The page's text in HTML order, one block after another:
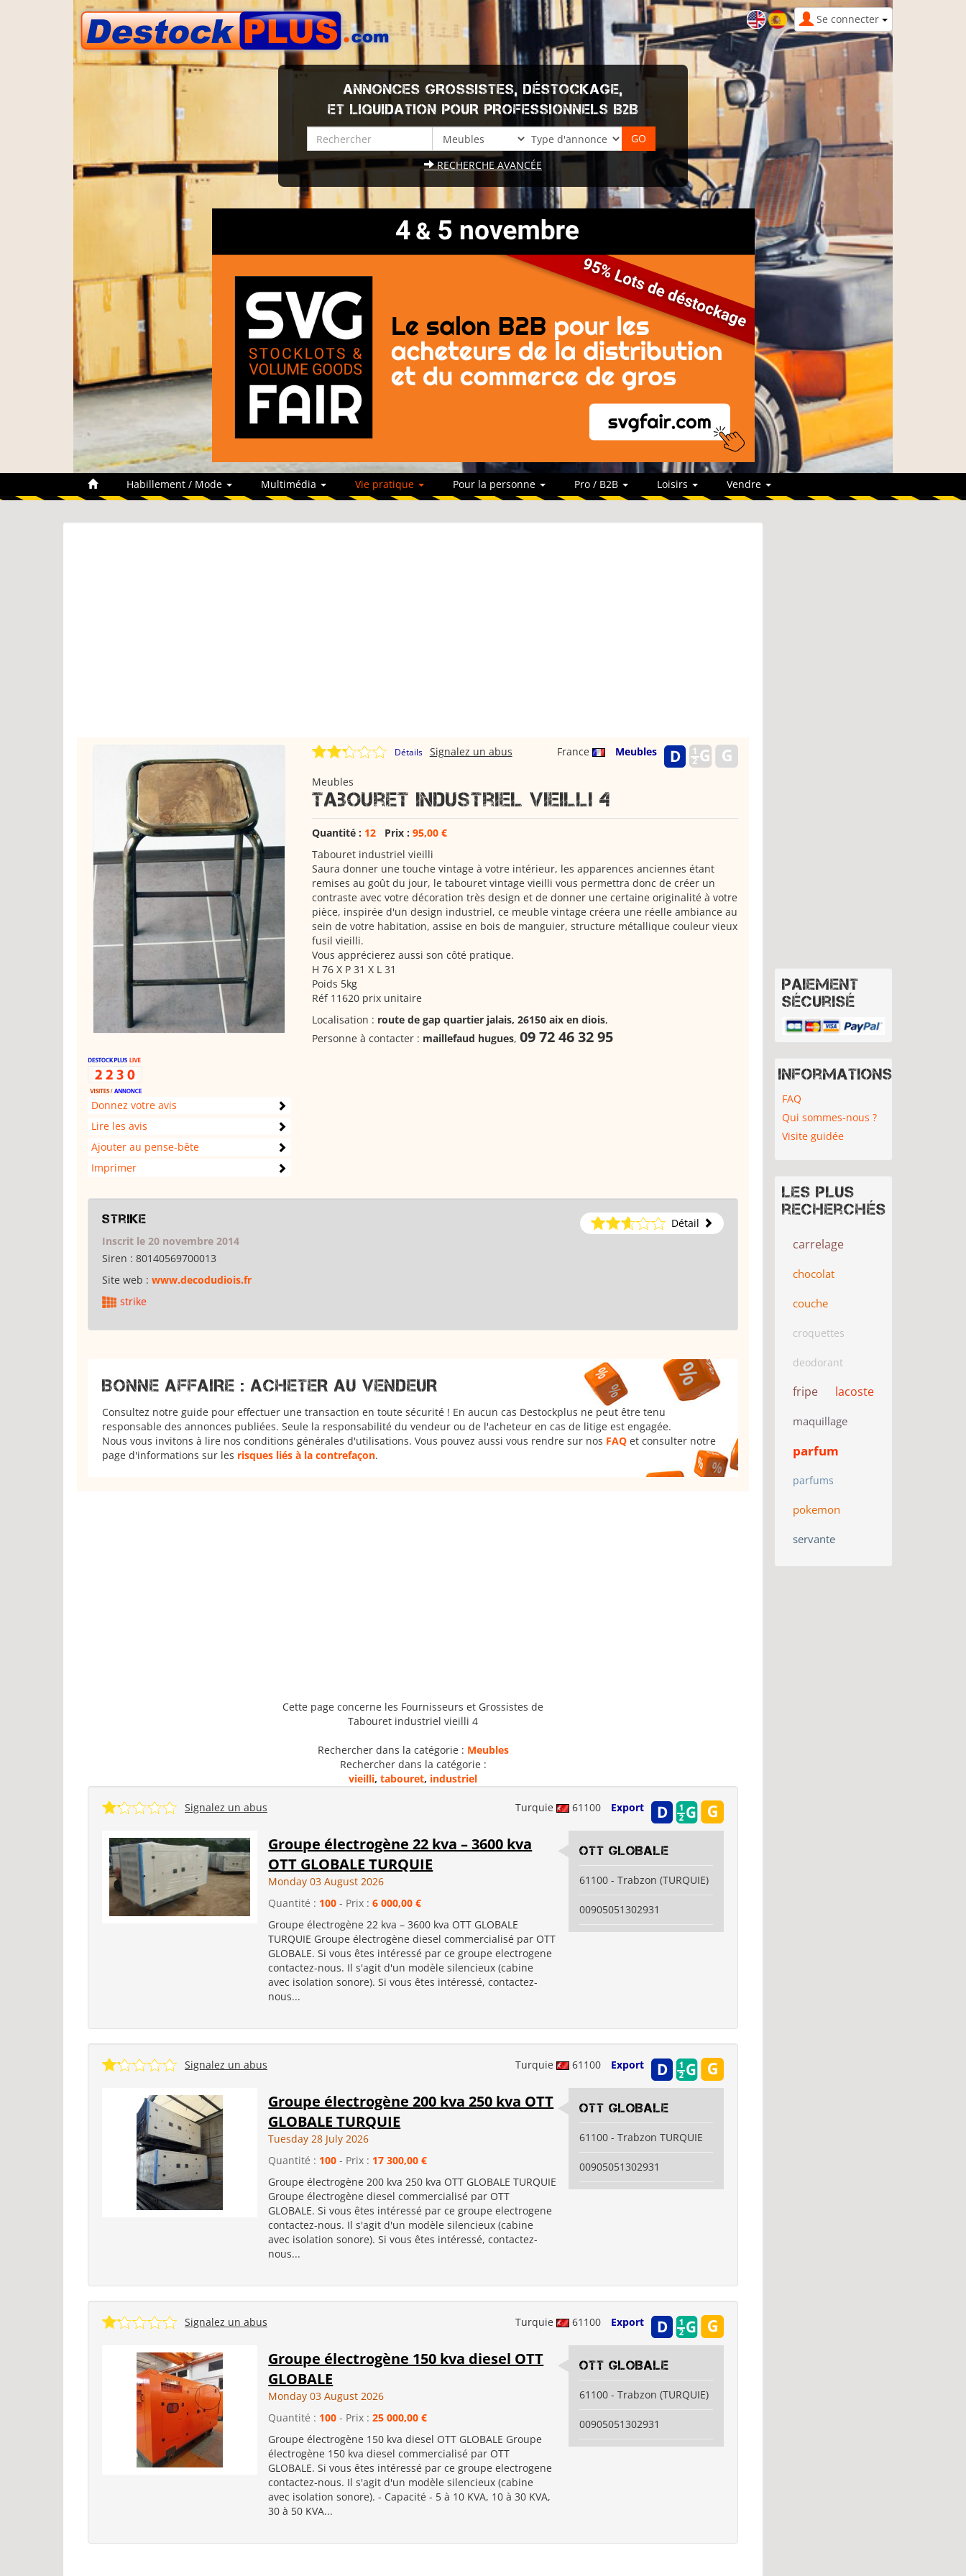
Se connecter
ANNONCES GROSSISTES, DÉSTOCKAGE,
ET LIQUIDATION POUR PROFESSIONNELS B2B
RECHERCHE AVANCÉE
Habillement / Mode Multimédia Vie pratique Pour la personne Pro / B2B Loisirs Vendre
Donnez votre avis
Lire les avis
Ajouter au pense-bête
Imprimer
Détails France Meubles
Signalez un abus
Meubles
Tabouret industriel vieilli 4
Quantité : 12Prix : 95,00 €
Tabouret industriel vieilli
Saura donner une touche vintage à votre intérieur, les apparences anciennes étant
remises au goût du jour, le tabouret vintage vieilli vous permettra donc de créer un
contraste avec votre décoration très design et de donner une certaine originalité à votre
pièce, inspirée d'un design industriel, ce meuble vintage créera une réelle ambiance au
sein de votre habitation, assise en bois de manguier, structure métallique couleur vieux
fusil vieilli.
Vous apprécierez aussi son côté pratique.
H 76 X P 31 X L 31
Poids 5kg
Réf 11620 prix unitaire
Localisation : route de gap quartier jalais, 26150 aix en diois,
Personne à contacter : maillefaud hugues, 09 72 46 32 95
strike
Détail
Inscrit le 20 novembre 2014
Siren : 80140569700013
Site web : www.decodudiois.fr
strike
BONNE AFFAIRE : ACHETER AU VENDEUR
Consultez notre guide pour effectuer une transaction en toute sécurité ! En aucun cas Destockplus ne peut être tenu
responsable des annonces publiées. Seule la responsabilité du vendeur ou de l'acheteur en cas de litige est engagée.
Nous vous invitons à lire nos conditions générales d'utilisations. Vous pouvez aussi vous rendre sur nos FAQ et consulter notre
page d'informations sur les risques liés à la contrefaçon.
Cette page concerne les Fournisseurs et Grossistes de
Tabouret industriel vieilli 4
Rechercher dans la catégorie : Meubles
Rechercher dans la catégorie :
vieilli, tabouret, industriel
Turquie 61100 Export
Signalez un abus
Groupe électrogène 22 kva – 3600 kva
OTT GLOBALE TURQUIE
Monday 03 August 2026
Quantité : 100 - Prix :6 000,00 €
Groupe électrogène 22 kva – 3600 kva OTT GLOBALE
TURQUIE Groupe électrogène diesel commercialisé par OTT
GLOBALE. Si vous êtes intéressé par ce groupe electrogene
contactez-nous. Il s'agit d'un modèle silencieux (cabine
avec isolation sonore). Si vous êtes intéressé, contactez-
nous...
OTT GLOBALE
61100 - Trabzon (TURQUIE)
00905051302931
Turquie 61100 Export
Signalez un abus
Groupe électrogène 200 kva 250 kva OTT
GLOBALE TURQUIE
Tuesday 28 July 2026
Quantité : 100 - Prix : 17 300,00 €
Groupe électrogène 200 kva 250 kva OTT GLOBALE TURQUIE
Groupe électrogène diesel commercialisé par OTT
GLOBALE. Si vous êtes intéressé par ce groupe electrogene
contactez-nous. Il s'agit d'un modèle silencieux (cabine
avec isolation sonore). Si vous êtes intéressé, contactez-
nous...
OTT GLOBALE
61100 - Trabzon TURQUIE
00905051302931
Turquie 61100 Export
Signalez un abus
Groupe électrogène 150 kva diesel OTT
GLOBALE
Monday 03 August 2026
Quantité : 100 - Prix :25 000,00 €
Groupe électrogène 150 kva diesel OTT GLOBALE Groupe
électrogène 150 kva diesel commercialisé par OTT
GLOBALE. Si vous êtes intéressé par ce groupe electrogene
contactez-nous. Il s'agit d'un modèle silencieux (cabine
avec isolation sonore). - Capacité - 5 à 10 KVA, 10 à 30 KVA,
30 à 50 KVA...
OTT GLOBALE
61100 - Trabzon (TURQUIE)
00905051302931
Paiement
sécurisé
Informations
FAQ
Qui sommes-nous ?
Visite guidée
Les plus
recherchés
carrelage
chocolat
couche
croquettes
deodorant
fripe lacoste
maquillage
parfum
parfums
pokemon
servante